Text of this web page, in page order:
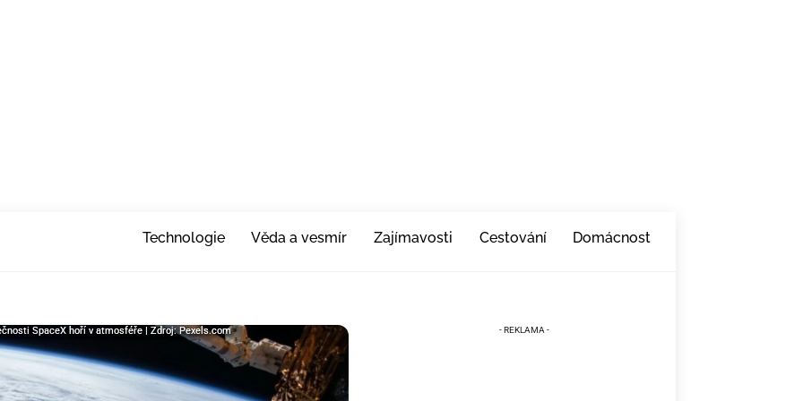
Technologie Věda a vesmír Zajímavosti Cestování Domácnost
SpaceX hoří v atmosféře | Zdroj: Pexels.com
SpaceX hoří v atmosféře | Zdroj: Pexels.com